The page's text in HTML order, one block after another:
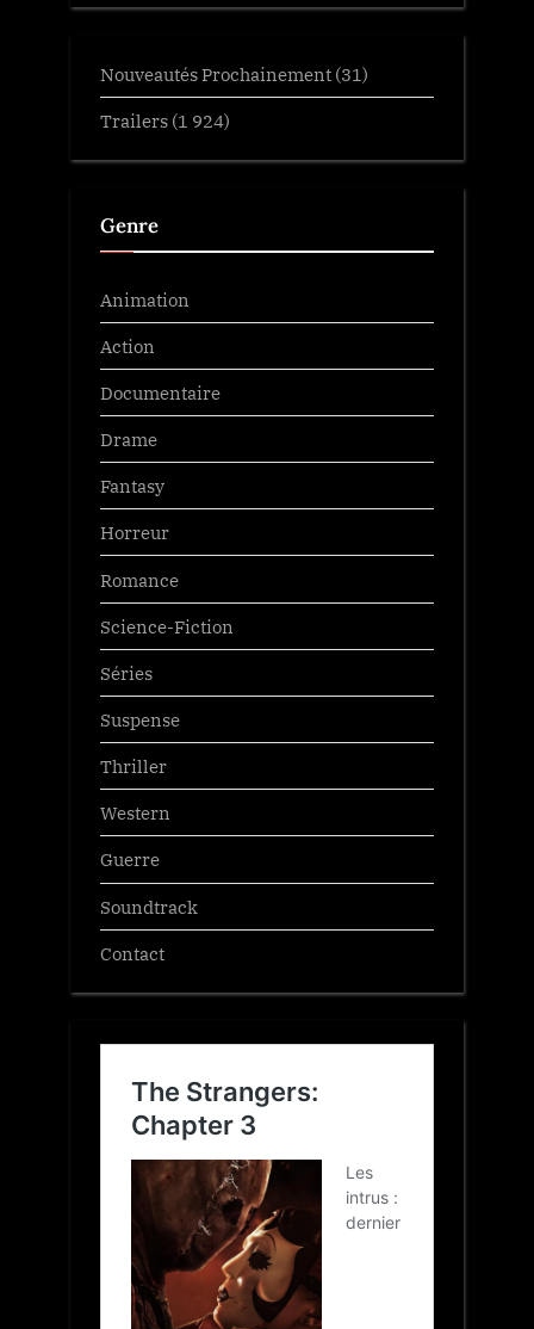
Nouveautés Prochainement (31)
Trailers (1 924)
Genre
Animation
Action
Documentaire
Drame
Fantasy
Horreur
Romance
Science-Fiction
Séries
Suspense
Thriller
Western
Guerre
Soundtrack
Contact